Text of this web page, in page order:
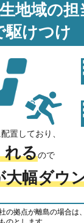
地域の
駆けつけ
置しており、
れるので
大幅ダウ
の拠点が離島の場合は